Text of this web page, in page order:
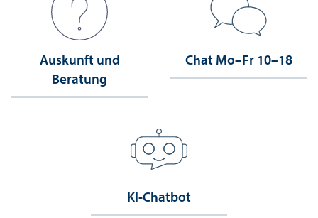
Auskunft und
Beratung
Chat Mo–Fr 10–18
KI-Chatbot